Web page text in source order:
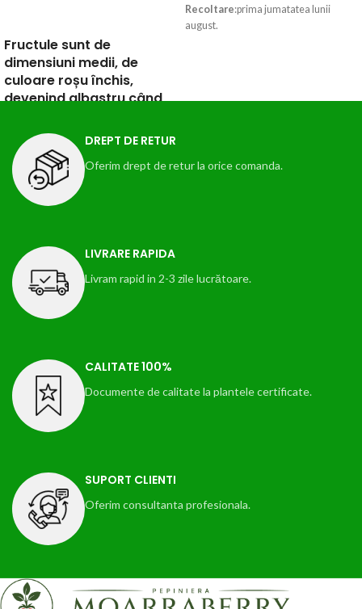
Fructule sunt de
dimensiuni medii, de
culoare roșu închis,
devenind albastru când
este de culoare galbenă
pai și suculentă. Opalul
este o prună care se
desface ușor de
sâmbure.
Recoltare:prima jumatatea lunii
august.
DREPT DE RETUR
Oferim drept de retur la orice comanda.
LIVRARE RAPIDA
Livram rapid in 2-3 zile lucrătoare.
CALITATE 100%
Documente de calitate la plantele certificate.
SUPORT CLIENTI
Oferim consultanta profesionala.